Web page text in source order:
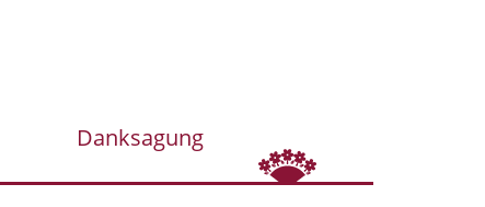
Danksagung